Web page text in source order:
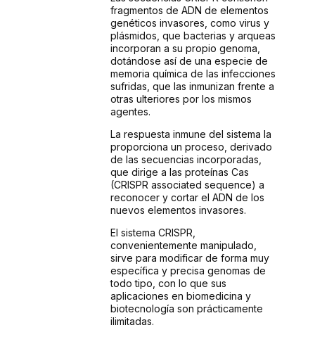
fragmentos de ADN de elementos
genéticos invasores, como virus y
plásmidos, que bacterias y arqueas
incorporan a su propio genoma,
dotándose así de una especie de
memoria química de las infecciones
sufridas, que las inmunizan frente a
otras ulteriores por los mismos
agentes.
La respuesta inmune del sistema la
proporciona un proceso, derivado
de las secuencias incorporadas,
que dirige a las proteínas Cas
(CRISPR associated sequence) a
reconocer y cortar el ADN de los
nuevos elementos invasores.
El sistema CRISPR,
convenientemente manipulado,
sirve para modificar de forma muy
específica y precisa genomas de
todo tipo, con lo que sus
aplicaciones en biomedicina y
biotecnología son prácticamente
ilimitadas.